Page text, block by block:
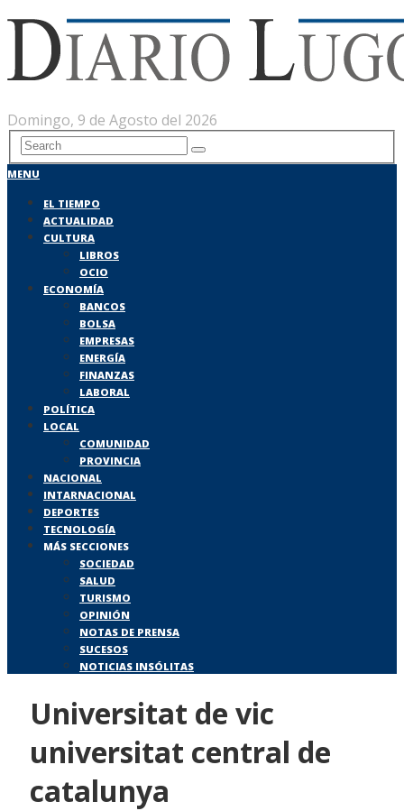
Domingo, 9 de Agosto del 2026
MENU
EL TIEMPO
ACTUALIDAD
CULTURA
LIBROS
OCIO
ECONOMÍA
BANCOS
BOLSA
EMPRESAS
ENERGÍA
FINANZAS
LABORAL
POLÍTICA
LOCAL
COMUNIDAD
PROVINCIA
NACIONAL
INTARNACIONAL
DEPORTES
TECNOLOGÍA
MÁS SECCIONES
SOCIEDAD
SALUD
TURISMO
OPINIÓN
NOTAS DE PRENSA
SUCESOS
NOTICIAS INSÓLITAS
Universitat de vic
universitat central de
catalunya